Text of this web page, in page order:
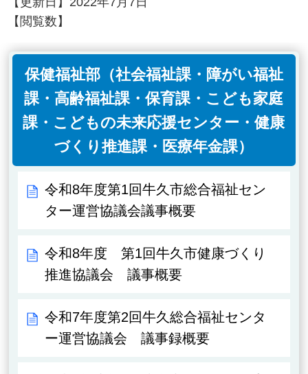
【閲覧数】
保健福祉部（社会福祉課・障がい福祉
課・高齢福祉課・保育課・こども家庭
課・こどもの未来応援センター・健康
づくり推進課・医療年金課）
令和8年度第1回牛久市総合福祉セン
ター運営協議会議事概要
令和8年度 第1回牛久市健康づくり
推進協議会 議事概要
令和7年度第2回牛久総合福祉センタ
ー運営協議会 議事録概要